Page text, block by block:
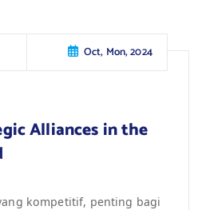
Oct, Mon, 2024
Alliances in the
kompetitif, penting bagi